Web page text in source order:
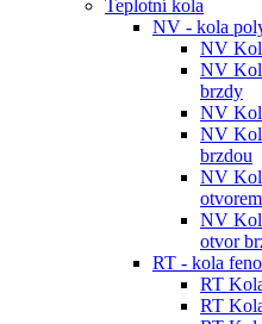
Teplotní kola
NV - kola
NV
NV
brzdy
NV
NV
brzdou
NV
otvorem
NV
otvor
RT - kola
RT
RT